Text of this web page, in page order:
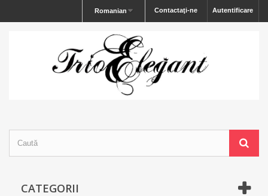
Autentificare
Contactaţi-ne
Romanian
CATEGORII